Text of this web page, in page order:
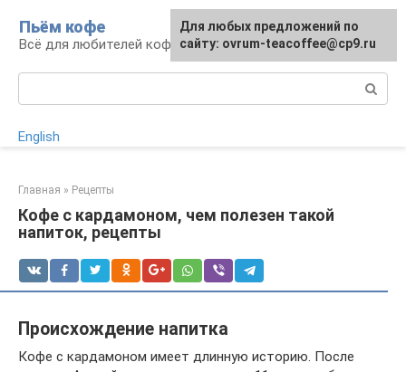
контенту
Пьём кофе
Всё для любителей кофе
English
Главная » Рецепты
Кофе с кардамоном, чем полезен такой
напиток, рецепты
Происхождение напитка
Кофе с кардамоном имеет длинную историю. После
Для любых предложений по
сайту: ovrum-teacoffee@cp9.ru
Для любых предложений по
сайту: ovrum-teacoffee@cp9.ru